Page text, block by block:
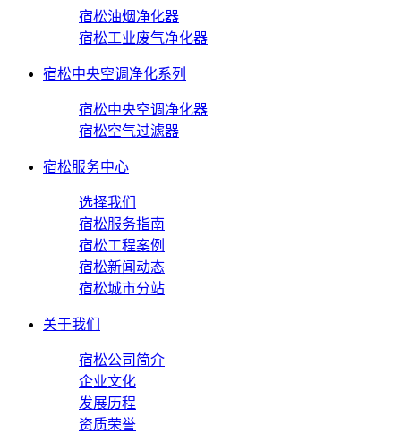
宿松油烟净化器
宿松工业废气净化器
宿松中央空调净化系列
宿松中央空调净化器
宿松空气过滤器
宿松服务中心
选择我们
宿松服务指南
宿松工程案例
宿松新闻动态
宿松城市分站
关于我们
宿松公司简介
企业文化
发展历程
资质荣誉